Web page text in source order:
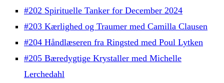
#202 Spirituelle Tanker for December 2024
#203 Kærlighed og Traumer med Camilla Clausen
#204 Håndlæseren fra Ringsted med Poul Lytken
#205 Bæredygtige Krystaller med Michelle
Lerchedahl